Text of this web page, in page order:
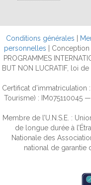
Conditions générales
personnelles | Conception
PROGRAMMES
BUT NON LUCRATIF, loi
Certificat d’immatriculation
Tourisme) : IM075110045
Membre de l’U.N.S.E. :
de longue durée à
Nationale des
national de garantie